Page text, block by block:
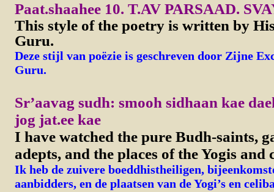
Paat.shaahee 10. T.AV PARSAAD.
This style of the poetry is written by
Guru.
Deze stijl van poëzie is geschreven door Zijne
Guru.
Sr’aavag sudh: smooh sidhaan kae
jog jat.ee kae
I have watched the pure Budh-saints,
adepts, and the places of the Yogis and
Ik heb de zuivere boeddhistheiligen,
aanbidders, en de plaatsen van de Yogi’s en